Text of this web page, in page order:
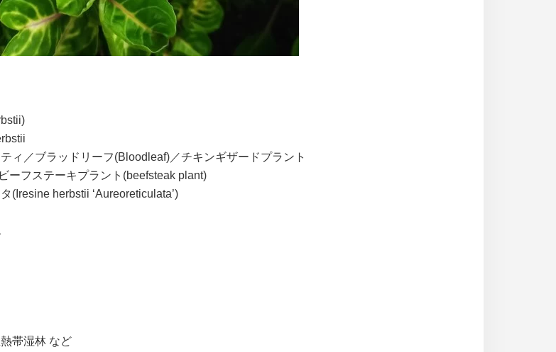
ィ／ブラッドリーフ(Bloodleaf)／チキンギザードプラント
ーフステーキプラント(beefsteak plant)
(Iresine herbstii ‘Aureoreticulata’)
帯湿林 など